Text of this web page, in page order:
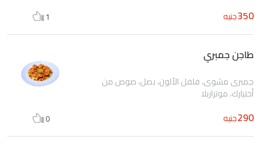
350جنيه 1
طاجن جمبري
جمبرى مشوى، فلفل الألون، بصل، صوص من
أختيارك، موتزاربلا
290جنيه 0